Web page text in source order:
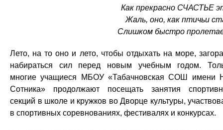
Как прекрасно СЧАСТЬЕ
Жаль, оно, как птичьи
Слишком быстро
Лето, на то оно и лето, чтобы отдыхать на море,
набираться сил перед новым учебным годом.
многие учащиеся МБОУ «Табачновская СОШ имени
Сотника» продолжают посещать занятия
секций в школе и кружков во Дворце культуры,
в спортивных соревнованиях, фестивалях и конкурсах.